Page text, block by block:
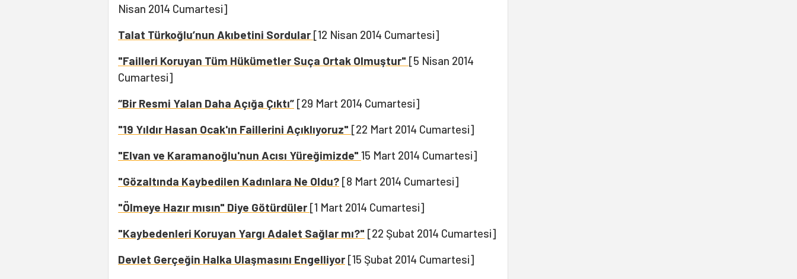
Nisan 2014 Cumartesi]
Talat Türkoğlu’nun Akıbetini Sordular [12 Nisan 2014 Cumartesi]
"Failleri Koruyan Tüm Hükümetler Suça Ortak Olmuştur" [5 Nisan 2014
Cumartesi]
“Bir Resmi Yalan Daha Açığa Çıktı” [29 Mart 2014 Cumartesi]
"19 Yıldır Hasan Ocak'ın Faillerini Açıklıyoruz" [22 Mart 2014 Cumartesi]
"Elvan ve Karamanoğlu'nun Acısı Yüreğimizde" 15 Mart 2014 Cumartesi]
"Gözaltında Kaybedilen Kadınlara Ne Oldu? [8 Mart 2014 Cumartesi]
"Ölmeye Hazır mısın" Diye Götürdüler [1 Mart 2014 Cumartesi]
"Kaybedenleri Koruyan Yargı Adalet Sağlar mı?" [22 Şubat 2014 Cumartesi]
Devlet Gerçeğin Halka Ulaşmasını Engelliyor [15 Şubat 2014 Cumartesi]